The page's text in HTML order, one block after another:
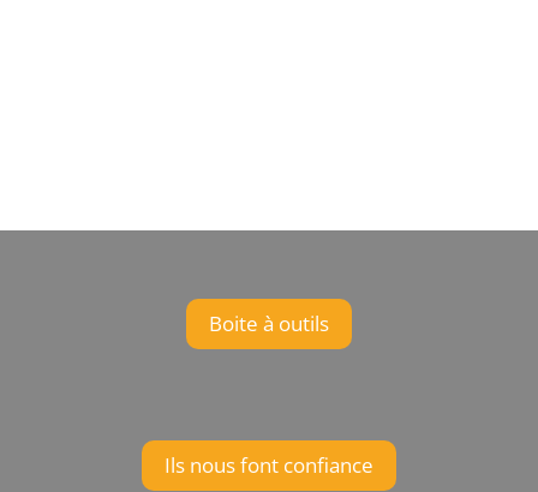
Boite à outils
Ils nous font confiance